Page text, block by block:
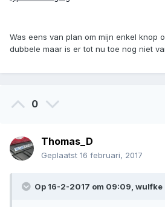
Was eens van plan om mijn enkel knop
dubbele maar is er tot nu toe nog niet
0
Thomas_D
Geplaatst 16 februari, 2017
Op 16-2-2017 om 09:09, wulfke